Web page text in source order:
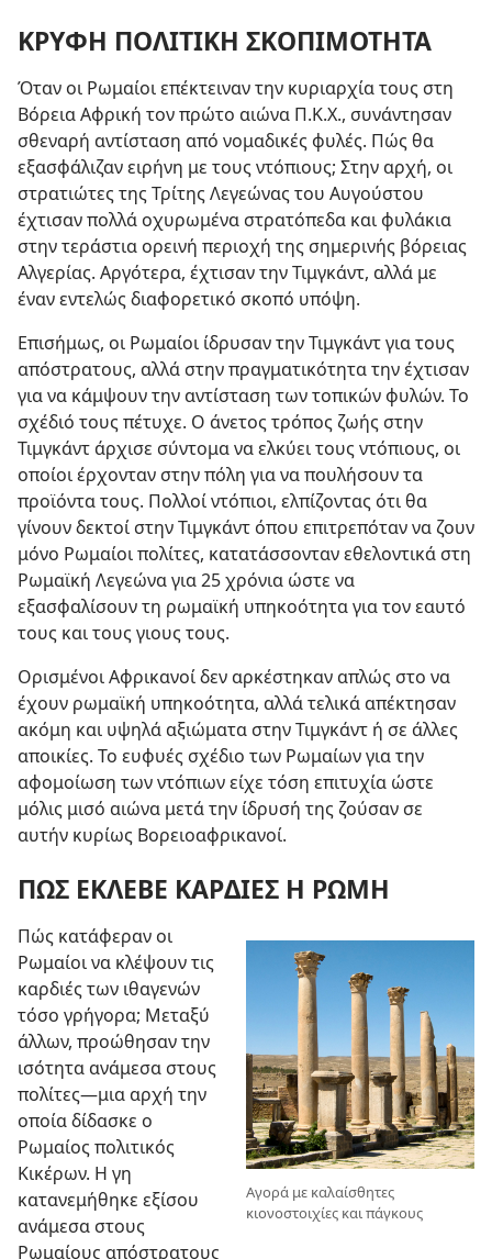
ΚΡΥΦΗ ΠΟΛΙΤΙΚΗ ΣΚΟΠΙΜΟΤΗΤΑ
Όταν οι Ρωμαίοι επέκτειναν την κυριαρχία τους στη
Βόρεια Αφρική τον πρώτο αιώνα Π.Κ.Χ., συνάντησαν
σθεναρή αντίσταση από νομαδικές φυλές. Πώς θα
εξασφάλιζαν ειρήνη με τους ντόπιους; Στην αρχή, οι
στρατιώτες της Τρίτης Λεγεώνας του Αυγούστου
έχτισαν πολλά οχυρωμένα στρατόπεδα και φυλάκια
στην τεράστια ορεινή περιοχή της σημερινής βόρειας
Αλγερίας. Αργότερα, έχτισαν την Τιμγκάντ, αλλά με
έναν εντελώς διαφορετικό σκοπό υπόψη.
Επισήμως, οι Ρωμαίοι ίδρυσαν την Τιμγκάντ για τους
απόστρατους, αλλά στην πραγματικότητα την έχτισαν
για να κάμψουν την αντίσταση των τοπικών φυλών. Το
σχέδιό τους πέτυχε. Ο άνετος τρόπος ζωής στην
Τιμγκάντ άρχισε σύντομα να ελκύει τους ντόπιους, οι
οποίοι έρχονταν στην πόλη για να πουλήσουν τα
προϊόντα τους. Πολλοί ντόπιοι, ελπίζοντας ότι θα
γίνουν δεκτοί στην Τιμγκάντ όπου επιτρεπόταν να ζουν
μόνο Ρωμαίοι πολίτες, κατατάσσονταν εθελοντικά στη
Ρωμαϊκή Λεγεώνα για 25 χρόνια ώστε να
εξασφαλίσουν τη ρωμαϊκή υπηκοότητα για τον εαυτό
τους και τους γιους τους.
Ορισμένοι Αφρικανοί δεν αρκέστηκαν απλώς στο να
έχουν ρωμαϊκή υπηκοότητα, αλλά τελικά απέκτησαν
ακόμη και υψηλά αξιώματα στην Τιμγκάντ ή σε άλλες
αποικίες. Το ευφυές σχέδιο των Ρωμαίων για την
αφομοίωση των ντόπιων είχε τόση επιτυχία ώστε
μόλις μισό αιώνα μετά την ίδρυσή της ζούσαν σε
αυτήν κυρίως Βορειοαφρικανοί.
ΠΩΣ ΕΚΛΕΒΕ ΚΑΡΔΙΕΣ Η ΡΩΜΗ
Αγορά με καλαίσθητες
κιονοστοιχίες και πάγκους
Πώς κατάφεραν οι
Ρωμαίοι να κλέψουν τις
καρδιές των ιθαγενών
τόσο γρήγορα; Μεταξύ
άλλων, προώθησαν την
ισότητα ανάμεσα στους
πολίτες—μια αρχή την
οποία δίδασκε ο
Ρωμαίος πολιτικός
Κικέρων. Η γη
κατανεμήθηκε εξίσου
ανάμεσα στους
Ρωμαίους απόστρατους